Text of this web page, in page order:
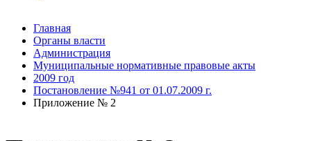
Главная
Органы власти
Администрация
Муниципальные нормативные правовые акты
2009 год
Постановление №941 от 01.07.2009 г.
Приложение № 2